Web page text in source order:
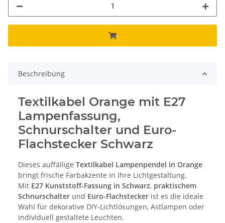
Beschreibung
Textilkabel Orange mit E27
Lampenfassung,
Schnurschalter und Euro-
Flachstecker Schwarz
Dieses auffällige Textilkabel Lampenpendel in Orange
bringt frische Farbakzente in Ihre Lichtgestaltung.
Mit E27 Kunststoff-Fassung in Schwarz, praktischem
Schnurschalter und Euro-Flachstecker ist es die ideale
Wahl für dekorative DIY-Lichtlösungen, Astlampen oder
individuell gestaltete Leuchten.